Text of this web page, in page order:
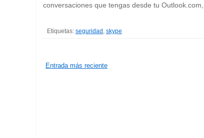
conversaciones que tengas desde tu
Etiquetas: seguridad skype
Entrada más reciente